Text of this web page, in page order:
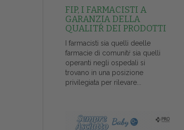
FIP, I FARMACISTI A
GARANZIA DELLA
QUALITŔ DEI PRODOTTI
I farmacisti sia quelli deelle
farmacie di comunitŕ sia quelli
operanti negli ospedali si
trovano in una posizione
privilegiata per rilevare...